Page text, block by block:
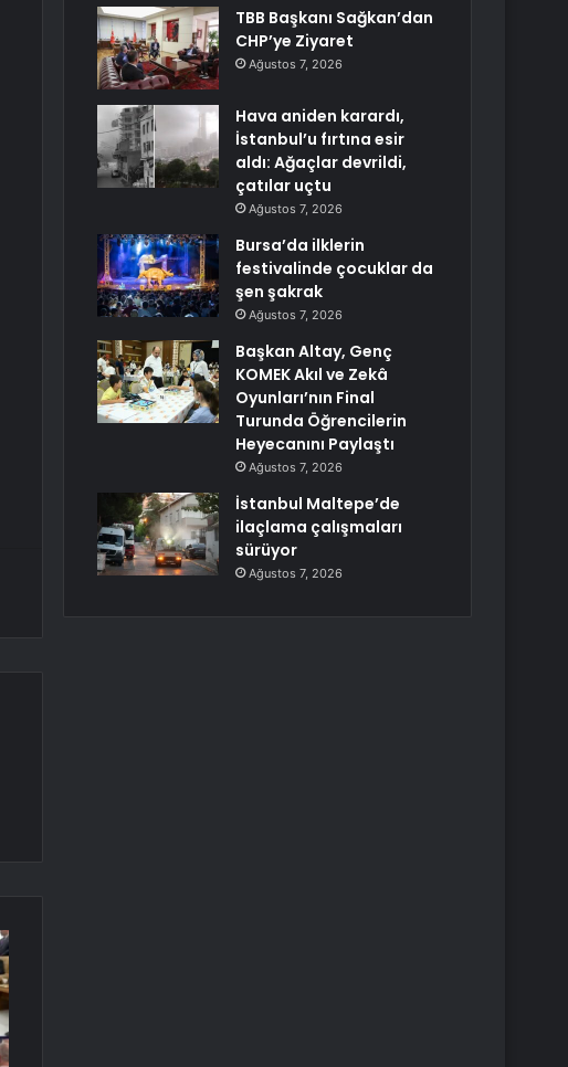
TBB Başkanı Sağkan’dan
CHP’ye Ziyaret
Ağustos 7, 2026
Hava aniden karardı,
İstanbul’u fırtına esir
aldı: Ağaçlar devrildi,
çatılar uçtu
Ağustos 7, 2026
Bursa’da ilklerin
festivalinde çocuklar da
şen şakrak
Ağustos 7, 2026
Başkan Altay, Genç
KOMEK Akıl ve Zekâ
Oyunları’nın Final
Turunda Öğrencilerin
Heyecanını Paylaştı
Ağustos 7, 2026
İstanbul Maltepe’de
ilaçlama çalışmaları
sürüyor
Ağustos 7, 2026